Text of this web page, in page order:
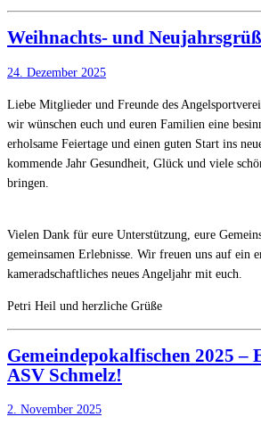
Weihnachts- und
24. Dezember 2025
Liebe Mitglieder und Freunde des
wir wünschen euch und euren Familien eine
erholsame Feiertage und einen guten Start ins
kommende Jahr Gesundheit, Glück und viele
bringen.
Vielen Dank für eure Unterstützung, eure
gemeinsamen Erlebnisse. Wir freuen uns auf ein
kameradschaftliches neues Angeljahr mit euch.
Petri Heil und herzliche Grüße
Gemeindepokalfischen 2025 –
ASV Schmelz!
2. November 2025